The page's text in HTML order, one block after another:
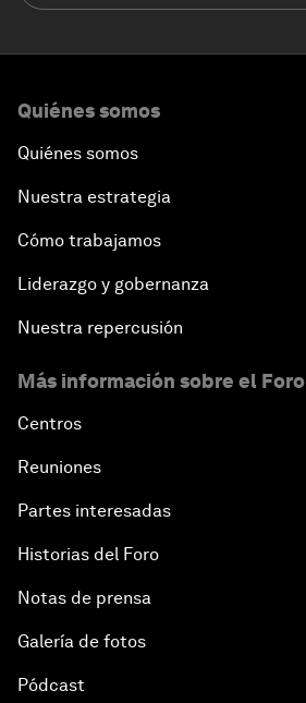
Quiénes somos
Quiénes somos
Nuestra estrategia
Cómo trabajamos
Liderazgo y gobernanza
Nuestra repercusión
Más información sobre el Foro
Centros
Reuniones
Partes interesadas
Historias del Foro
Notas de prensa
Galería de fotos
Pódcast